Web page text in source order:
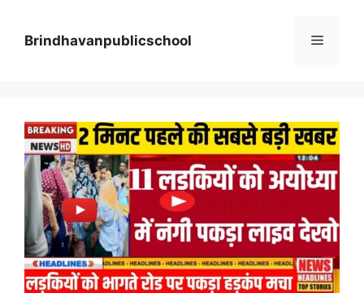
content
Brindhavanpublicschool Menu